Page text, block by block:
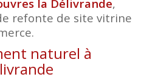
la Délivrande,
refonte de site vitrine
naturel à